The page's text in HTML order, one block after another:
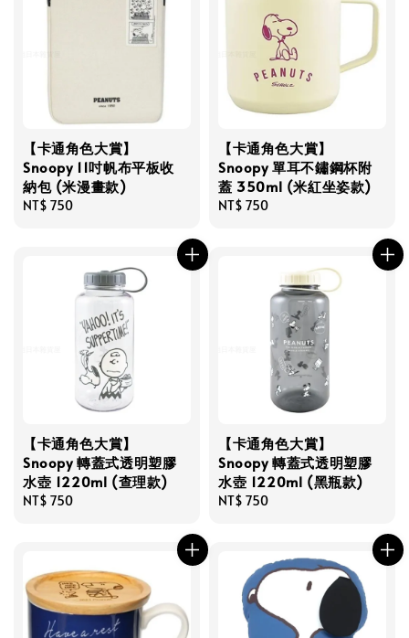
【卡通角色大賞】
Snoopy 11吋帆布平板收
納包 (米漫畫款)
Regular
NT$ 750
【卡通角色大賞】
Snoopy 單耳不鏽鋼杯附
蓋 350ml (米紅坐姿款)
Regular
NT$ 750
【卡通角色大賞】
Snoopy 轉蓋式透明塑膠
水壺 1220ml (查理款)
Regular
NT$ 750
【卡通角色大賞】
Snoopy 轉蓋式透明塑膠
水壺 1220ml (黑瓶款)
Regular
NT$ 750